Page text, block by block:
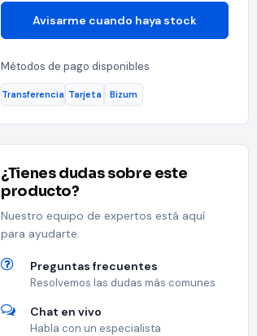
Avisarme cuando haya stock
Métodos de pago disponibles
Transferencia Tarjeta Bizum
¿Tienes dudas sobre este
producto?
Nuestro equipo de expertos está aquí
para ayudarte.
Preguntas frecuentes
Resolvemos las dudas más comunes
Chat en vivo
Habla con un especialista